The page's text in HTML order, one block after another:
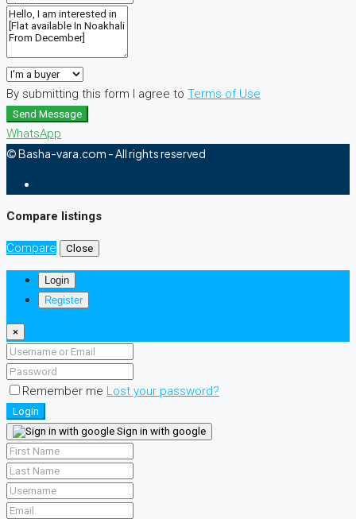
By submitting this form I agree to Terms of Use
Send Message
WhatsApp
© Basha-vara.com - All rights reserved
Compare listings
Compare Close
Login
Register
×
Remember me Lost your password?
Login
Sign in with google